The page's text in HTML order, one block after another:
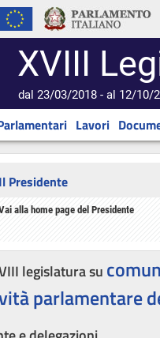
XVIII
dal 23/03/2018 - al 12/10/
Lavori
Il Presidente
alla home page del Presidente
legislatura su
parlamentare